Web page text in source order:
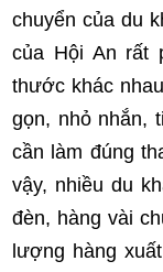
chuyển của du
của Hội An rất
thước khác
gọn, nhỏ nhắn,
cần làm đúng
vậy, nhiều du
đèn, hàng vài
lượng hàng